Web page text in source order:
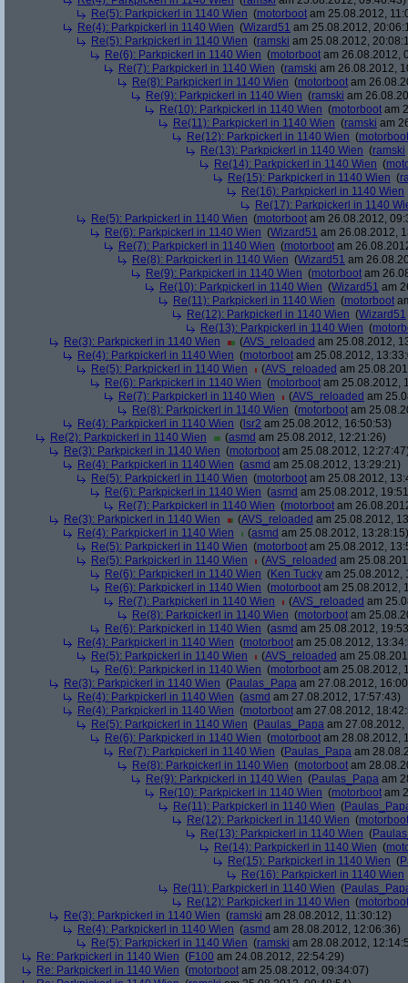
Re(5): Parkpickerl in 1140 Wien (motorboot am 25.08.2012,
Re(4): Parkpickerl in 1140 Wien (Wizard51 am 25.08.2012,
Re(5): Parkpickerl in 1140 Wien (ramski am 25.08.2012,
Re(6): Parkpickerl in 1140 Wien (motorboot am 26.08.2012,
Re(7): Parkpickerl in 1140 Wien (ramski am 26.08.2012,
Re(8): Parkpickerl in 1140 Wien (motorboot am
Re(9): Parkpickerl in 1140 Wien (ramski am
Re(10): Parkpickerl in 1140 Wien (motorboot am
Re(11): Parkpickerl in 1140 Wien (ramski am
Re(12): Parkpickerl in 1140 Wien (motorboot
Re(13): Parkpickerl in 1140 Wien (ramski
Re(14): Parkpickerl in 1140 Wien (
Re(15): Parkpickerl in 1140 Wien (
Re(16): Parkpickerl in 1140 Wien
Re(17): Parkpickerl in 1140
Re(5): Parkpickerl in 1140 Wien (motorboot am 26.08.2012,
Re(6): Parkpickerl in 1140 Wien (Wizard51 am 26.08.2012,
Re(7): Parkpickerl in 1140 Wien (motorboot am
Re(8): Parkpickerl in 1140 Wien (Wizard51 am
Re(9): Parkpickerl in 1140 Wien (motorboot am
Re(10): Parkpickerl in 1140 Wien (Wizard51 am
Re(11): Parkpickerl in 1140 Wien (motorboot
Re(12): Parkpickerl in 1140 Wien (Wizard51
Re(13): Parkpickerl in 1140 Wien (
Re(3): Parkpickerl in 1140 Wien
(AVS_reloaded am 25.08.2012,
Re(4): Parkpickerl in 1140 Wien (motorboot am 25.08.2012,
Re(5): Parkpickerl in 1140 Wien
(AVS_reloaded am
Re(6): Parkpickerl in 1140 Wien (motorboot am 25.08.2012,
Re(7): Parkpickerl in 1140 Wien
(AVS_reloaded am
Re(8): Parkpickerl in 1140 Wien (motorboot am
Re(4): Parkpickerl in 1140 Wien ( lsr2 am 25.08.2012, 16:50:53)
Re(2): Parkpickerl in 1140 Wien
(asmd am 25.08.2012, 12:21:26)
Re(3): Parkpickerl in 1140 Wien (motorboot am 25.08.2012,
Re(4): Parkpickerl in 1140 Wien (asmd am 25.08.2012, 13:29:21)
Re(5): Parkpickerl in 1140 Wien (motorboot am 25.08.2012,
Re(6): Parkpickerl in 1140 Wien (asmd am 25.08.2012,
Re(7): Parkpickerl in 1140 Wien (motorboot am
Re(3): Parkpickerl in 1140 Wien
(AVS_reloaded am 25.08.2012,
Re(4): Parkpickerl in 1140 Wien
(asmd am 25.08.2012, 13:28:15)
Re(5): Parkpickerl in 1140 Wien (motorboot am 25.08.2012,
Re(5): Parkpickerl in 1140 Wien
(AVS_reloaded am
Re(6): Parkpickerl in 1140 Wien (Ken Tucky am 25.08.2012,
Re(6): Parkpickerl in 1140 Wien (motorboot am 25.08.2012,
Re(7): Parkpickerl in 1140 Wien
(AVS_reloaded am
Re(8): Parkpickerl in 1140 Wien (motorboot am
Re(6): Parkpickerl in 1140 Wien (asmd am 25.08.2012,
Re(4): Parkpickerl in 1140 Wien (motorboot am 25.08.2012,
Re(5): Parkpickerl in 1140 Wien
(AVS_reloaded am
Re(6): Parkpickerl in 1140 Wien (motorboot am 25.08.2012,
Re(3): Parkpickerl in 1140 Wien (Paulas_Papa am 27.08.2012,
Re(4): Parkpickerl in 1140 Wien (asmd am 27.08.2012, 17:57:43)
Re(4): Parkpickerl in 1140 Wien (motorboot am 27.08.2012,
Re(5): Parkpickerl in 1140 Wien (Paulas_Papa am 27.08.2012,
Re(6): Parkpickerl in 1140 Wien (motorboot am 28.08.2012,
Re(7): Parkpickerl in 1140 Wien (Paulas_Papa am
Re(8): Parkpickerl in 1140 Wien (motorboot am
Re(9): Parkpickerl in 1140 Wien (Paulas_Papa am
Re(10): Parkpickerl in 1140 Wien (motorboot am
Re(11): Parkpickerl in 1140 Wien (
Re(12): Parkpickerl in 1140 Wien (motorboot
Re(13): Parkpickerl in 1140 Wien (
Re(14): Parkpickerl in 1140 Wien (
Re(15): Parkpickerl in 1140 Wien (
Re(16): Parkpickerl in 1140 Wien
Re(11): Parkpickerl in 1140 Wien (
Re(12): Parkpickerl in 1140 Wien (motorboot
Re(3): Parkpickerl in 1140 Wien (ramski am 28.08.2012, 11:30:12)
Re(4): Parkpickerl in 1140 Wien (asmd am 28.08.2012, 12:06:36)
Re(5): Parkpickerl in 1140 Wien (ramski am 28.08.2012,
Re: Parkpickerl in 1140 Wien (F100 am 24.08.2012, 22:54:29)
Re: Parkpickerl in 1140 Wien (motorboot am 25.08.2012, 09:34:07)